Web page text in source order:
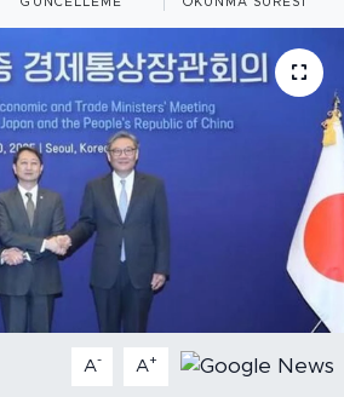
A- A+